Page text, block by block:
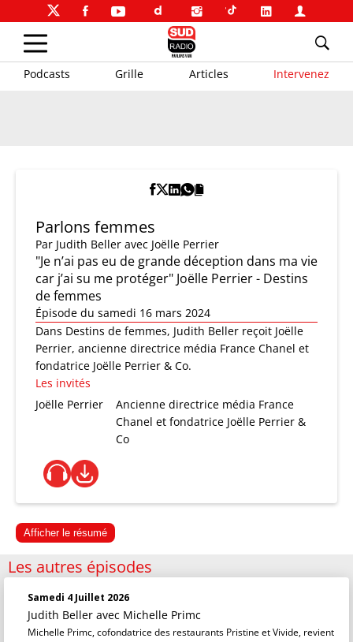
Podcasts Grille Articles Intervenez
Parlons femmes
Par Judith Beller avec Joëlle Perrier
"Je n’ai pas eu de grande déception dans ma vie
car j’ai su me protéger" Joëlle Perrier - Destins
de femmes
Épisode du samedi 16 mars 2024
Dans Destins de femmes, Judith Beller reçoit Joëlle
Perrier, ancienne directrice média France Chanel et
fondatrice Joëlle Perrier & Co.
Les invités
Joëlle Perrier
Ancienne directrice média France
Chanel et fondatrice Joëlle Perrier &
Co
Afficher le résumé
Les autres épisodes
Samedi 4 Juillet 2026
Judith Beller avec Michelle Primc
Michelle Primc, cofondatrice des restaurants Pristine et Vivide, revient